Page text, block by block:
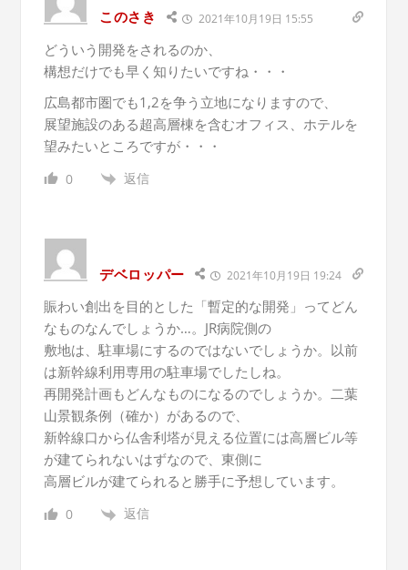
このさき 2021年10月19日 15:55
どういう開発をされるのか、
構想だけでも早く知りたいですね・・・
広島都市圏でも1,2を争う立地になりますので、
展望施設のある超高層棟を含むオフィス、ホテルを
望みたいところですが・・・
0 返信
デベロッパー 2021年10月19日 19:24
賑わい創出を目的とした「暫定的な開発」ってどん
なものなんでしょうか…。JR病院側の
敷地は、駐車場にするのではないでしょうか。以前
は新幹線利用専用の駐車場でしたしね。
再開発計画もどんなものになるのでしょうか。二葉
山景観条例（確か）があるので、
新幹線口から仏舎利塔が見える位置には高層ビル等
が建てられないはずなので、東側に
高層ビルが建てられると勝手に予想しています。
0 返信